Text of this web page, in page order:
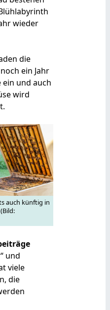
wieder
die
ein Jahr
ein und auch
wird
auch künftig in
und
viele
die